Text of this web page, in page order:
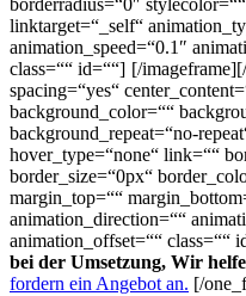
borderradius=“0″
linktarget=“_self“
animation_speed=“0.1″
class=““ id=““] [/
spacing=“yes“
background_color=““
background_repeat=“no-
hover_type=“none“ link=““
border_size=“0px“
margin_top=““
animation_direction=““
animation_offset=““ class=““
bei der Umsetzung, Wir
fordern ein Angebot an. [/